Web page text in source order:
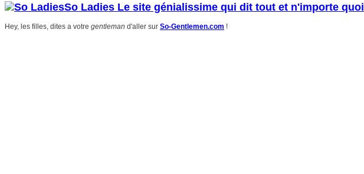
So Ladies Le site génialissime qui dit tout et n'importe quoi
Hey, les filles, dites a votre gentleman d'aller sur So-Gentlemen.com !